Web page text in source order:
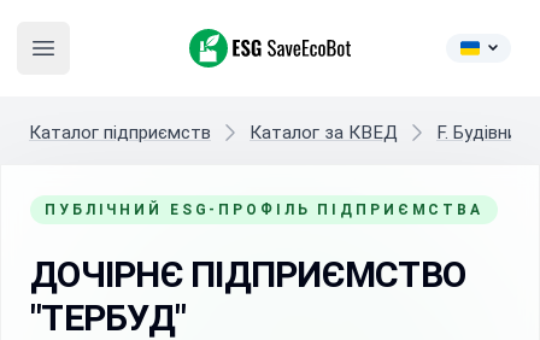
Open main menu
ESG SaveEcoBot
Каталог підприємств Каталог за КВЕД F.
ПУБЛІЧНИЙ ESG-ПРОФІЛЬ ПІДПРИЄМСТВА
ДОЧІРНЄ ПІДПРИЄМСТВО
"ТЕРБУД"